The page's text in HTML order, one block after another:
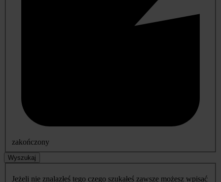
zakończony
Wyszukaj
Jeżeli nie znalazłeś tego czego szukałeś zawsze możesz wpisać